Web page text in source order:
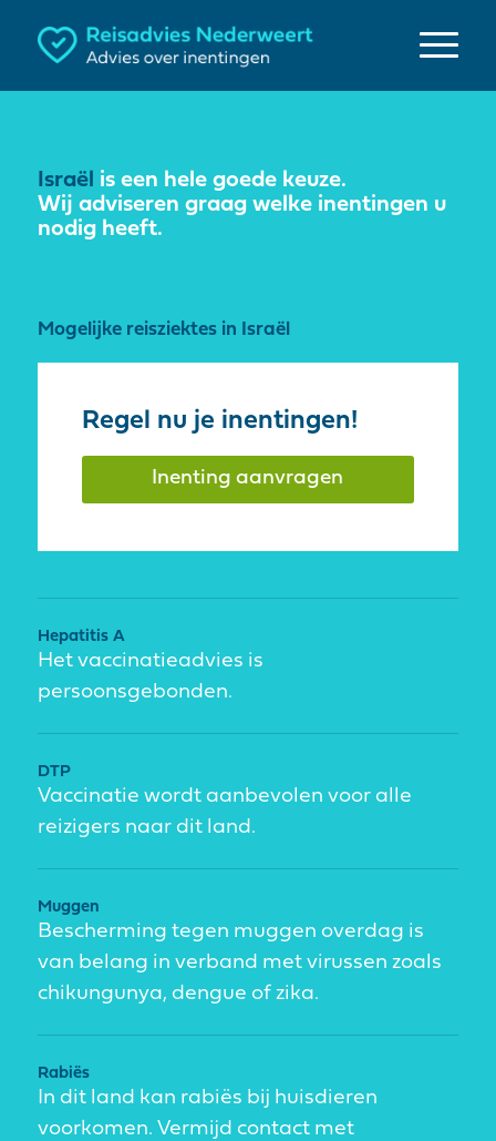
Israël is een hele goede keuze.
Wij adviseren graag welke inentingen u
nodig heeft.
Mogelijke reisziektes in Israël
Regel nu je inentingen!
Inenting aanvragen
Hepatitis A
Het vaccinatieadvies is
persoonsgebonden.
DTP
Vaccinatie wordt aanbevolen voor alle
reizigers naar dit land.
Muggen
Bescherming tegen muggen overdag is
van belang in verband met virussen zoals
chikungunya, dengue of zika.
Rabiës
In dit land kan rabiës bij huisdieren
voorkomen. Vermijd contact met